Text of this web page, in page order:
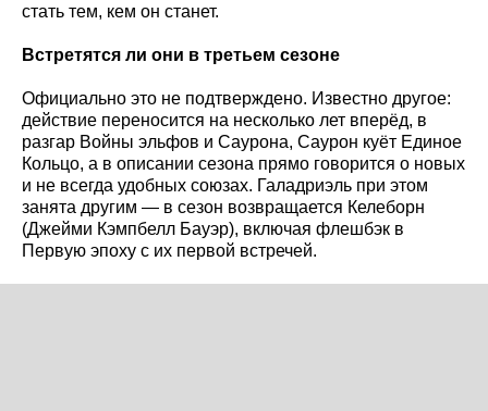
стать тем, кем он станет.
Встретятся ли они в третьем сезоне
Официально это не подтверждено. Известно другое:
действие переносится на несколько лет вперёд, в
разгар Войны эльфов и Саурона, Саурон куёт Единое
Кольцо, а в описании сезона прямо говорится о новых
и не всегда удобных союзах. Галадриэль при этом
занята другим — в сезон возвращается Келеборн
(Джейми Кэмпбелл Бауэр), включая флешбэк в
Первую эпоху с их первой встречей.